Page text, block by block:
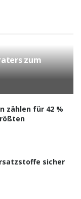
zum
zählen für 42 %
sicher